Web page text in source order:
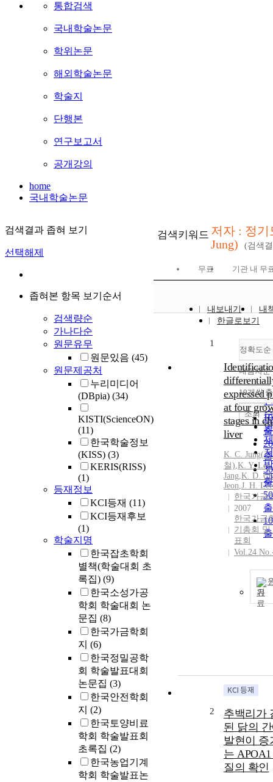
통합검색
국내학술논문
학위논문
해외학술논문
학술지
단행본
연구보고서
공개강의
home
국내학술논문
검색결과 좁혀 보기
선택해제
좁혀본 항목 보기순서
검색량순
가나다순
원문유무
원문있음 (45)
원문제공처
누리미디어
(DBpia) (34)
KISTI(ScienceON)
(11)
한국학술정보
(KISS) (3)
KERIS(RISS)
(1)
등재정보
KCI등재 (11)
KCI등재후보
(1)
학술지명
한국잡초학회
별책(학술대회 초
록집) (9)
한국소성가공
학회 학술대회 논
문집 (8)
한국가금학회
지 (6)
한국정밀공학
회 학술발표대회
논문집 (3)
한국안전학회
지 (2)
한국토양비료
학회 학술발표회
초록집 (2)
한국농업기계
학회 학술발표논
검색키워드 저자 : 정기
Jung)
(검색
무료 기관 내 무
내보내기
내
한글로보기
정확도순
순
순
내림차순
10개씩
조회
1
expressed
at four
stages in
liver
K. C. Jung(
철),K. Y. Lee,
Jang,K. D.
Jeon,J. H. Lee
한국가금
2007
한국가금
기총회 및
표회
Vol.24
기
2
추백리가
된 닭의
발현이 증
는
질의 확인